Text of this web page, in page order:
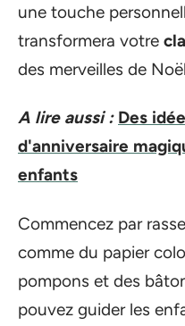
une touche
transformera votre
des merveilles de
A lire aussi : Des
d'anniversaire
enfants
Commencez par
comme du papier
pompons et des
pouvez guider les